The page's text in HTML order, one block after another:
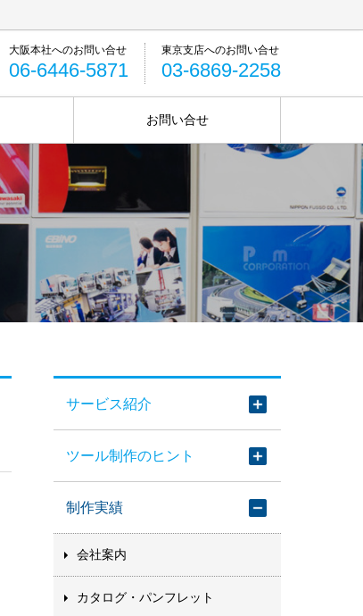
06-6446-5871 03-6869-2258
お問い合せ
サービス紹介
ツール制作のヒント
制作実績
会社案内
カタログ・パンフレット